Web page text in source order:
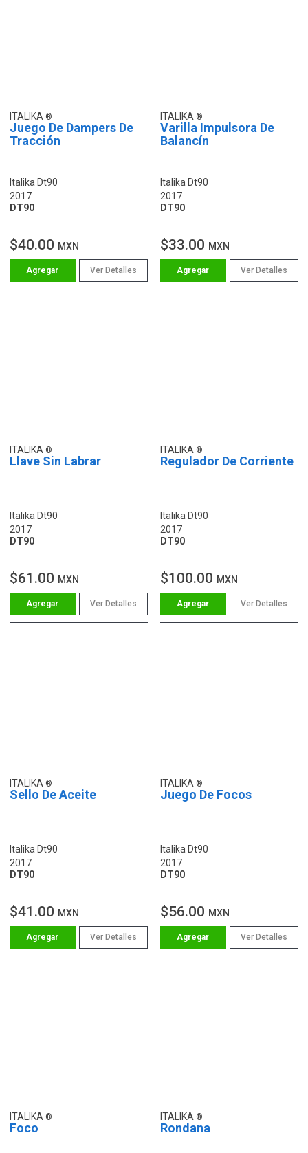
ITALIKA
Juego De Dampers De
Tracción
Italika Dt90
2017
DT90
$40.00 MXN
Ver Detalles
ITALIKA
Varilla Impulsora De
Balancín
Italika Dt90
2017
DT90
$33.00 MXN
Ver Detalles
ITALIKA
Llave Sin Labrar
Italika Dt90
2017
DT90
$61.00 MXN
Ver Detalles
ITALIKA
Regulador De Corriente
Italika Dt90
2017
DT90
$100.00 MXN
Ver Detalles
ITALIKA
Sello De Aceite
Italika Dt90
2017
DT90
$41.00 MXN
Ver Detalles
ITALIKA
Juego De Focos
Italika Dt90
2017
DT90
$56.00 MXN
Ver Detalles
ITALIKA
Foco
ITALIKA
Rondana